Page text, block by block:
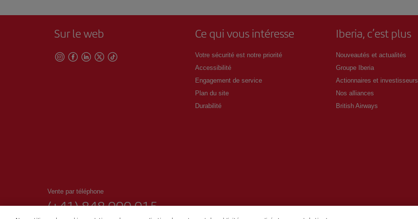
Sur le web Ce qui vous intéresse
Votre sécurité est notre priorité
Accessibilité
Engagement de service
Plan du site
Durabilité
Iberia, c’est plus
Nouveautés et actualités
Groupe Iberia
Actionnaires et investisseurs
Nos alliances
British Airways
Vente par téléphone
(+41) 848 000 015